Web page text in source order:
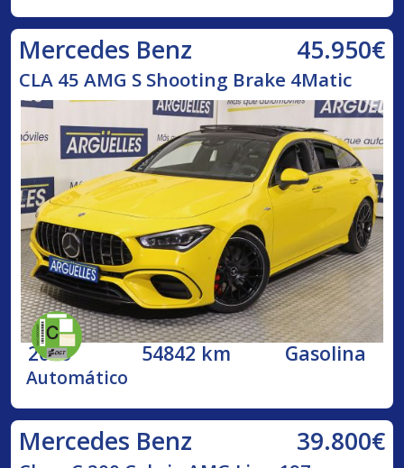
Mercedes Benz 45.950€
CLA 45 AMG S Shooting Brake 4Matic
2020 54842 km Gasolina
Automático
Mercedes Benz 39.800€